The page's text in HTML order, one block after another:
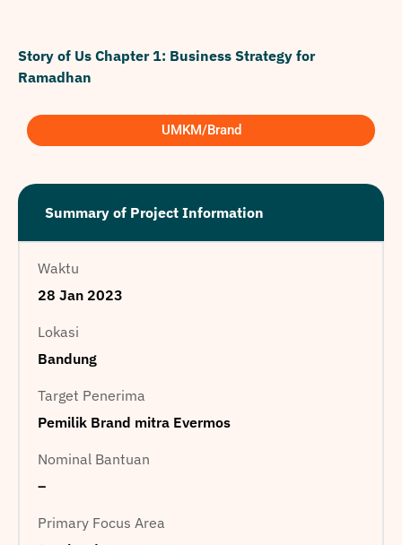
Story of Us Chapter 1: Business Strategy for
Ramadhan
UMKM/Brand
Summary of Project Information
Waktu
28 Jan 2023
Lokasi
Bandung
Target Penerima
Pemilik Brand mitra Evermos
Nominal Bantuan
–
Primary Focus Area